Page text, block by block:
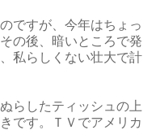
ですが、今年はちょっ
の後、暗いところで発
私らしくない壮大で計
らしたティッシュの上
です。ＴＶでアメリカ